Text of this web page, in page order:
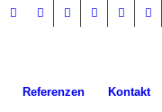
Referenzen Kontakt